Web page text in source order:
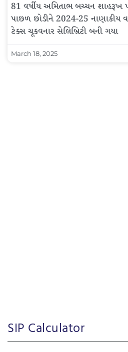
81 વર્ષીય અમિતાભ બચ્ચન
પાછળ છોડીને 2024-25 નાણાકીય
ટેક્સ ચૂકવનાર સેલિબ્રિટી બની ગયા
March 18, 2025
SIP Calculator